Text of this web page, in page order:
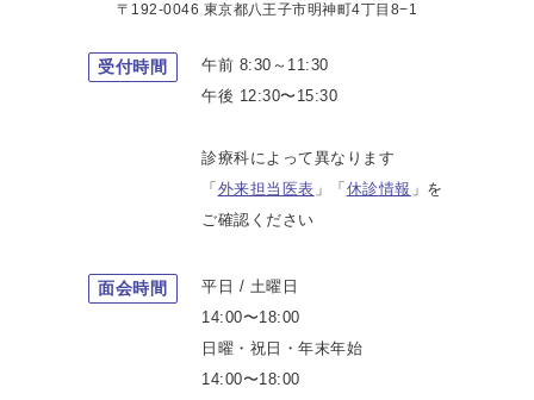
〒192-0046 東京都八王子市明神町4丁目8−1
受付時間
午前 8:30～11:30
午後 12:30〜15:30
診療科によって異なります
「 外来担当医表 」「 休診情報 」を
ご確認ください
面会時間
平日 / 土曜日
14:00〜18:00
日曜・祝日・年末年始
14:00〜18:00